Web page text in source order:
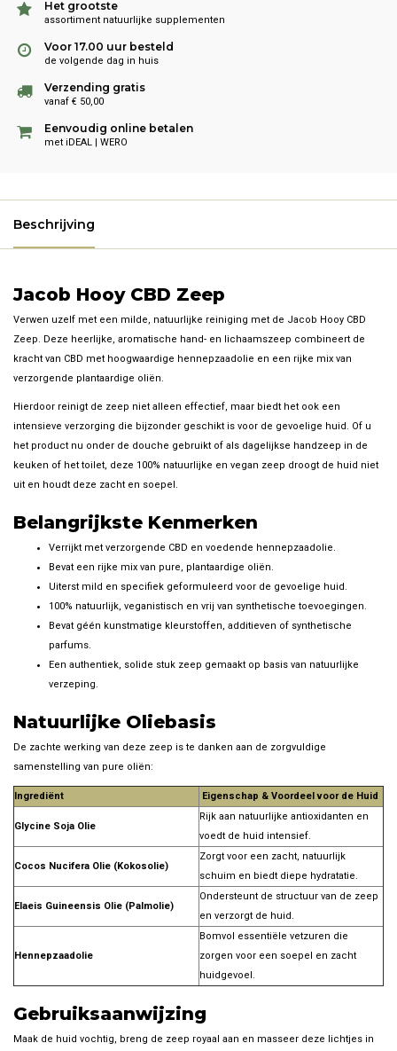
Het grootste
assortiment natuurlijke supplementen
Voor 17.00 uur besteld
de volgende dag in huis
Verzending gratis
vanaf € 50,00
Eenvoudig online betalen
met iDEAL | WERO
Beschrijving
Jacob Hooy CBD Zeep
Verwen uzelf met een milde, natuurlijke reiniging met de Jacob Hooy CBD
Zeep. Deze heerlijke, aromatische hand- en lichaamszeep combineert de
kracht van CBD met hoogwaardige hennepzaadolie en een rijke mix van
verzorgende plantaardige oliën.
Hierdoor reinigt de zeep niet alleen effectief, maar biedt het ook een
intensieve verzorging die bijzonder geschikt is voor de gevoelige huid. Of u
het product nu onder de douche gebruikt of als dagelijkse handzeep in de
keuken of het toilet, deze 100% natuurlijke en vegan zeep droogt de huid niet
uit en houdt deze zacht en soepel.
Belangrijkste Kenmerken
Verrijkt met verzorgende CBD en voedende hennepzaadolie.
Bevat een rijke mix van pure, plantaardige oliën.
Uiterst mild en specifiek geformuleerd voor de gevoelige huid.
100% natuurlijk, veganistisch en vrij van synthetische toevoegingen.
Bevat géén kunstmatige kleurstoffen, additieven of synthetische
parfums.
Een authentiek, solide stuk zeep gemaakt op basis van natuurlijke
verzeping.
Natuurlijke Oliebasis
De zachte werking van deze zeep is te danken aan de zorgvuldige
samenstelling van pure oliën:
Ingrediënt Eigenschap & Voordeel voor de Huid
Glycine Soja Olie
Rijk aan natuurlijke antioxidanten en
voedt de huid intensief.
Cocos Nucifera Olie (Kokosolie)
Zorgt voor een zacht, natuurlijk
schuim en biedt diepe hydratatie.
Elaeis Guineensis Olie (Palmolie)
Ondersteunt de structuur van de zeep
en verzorgt de huid.
Hennepzaadolie
Bomvol essentiële vetzuren die
zorgen voor een soepel en zacht
huidgevoel.
Gebruiksaanwijzing
Maak de huid vochtig, breng de zeep royaal aan en masseer deze lichtjes in